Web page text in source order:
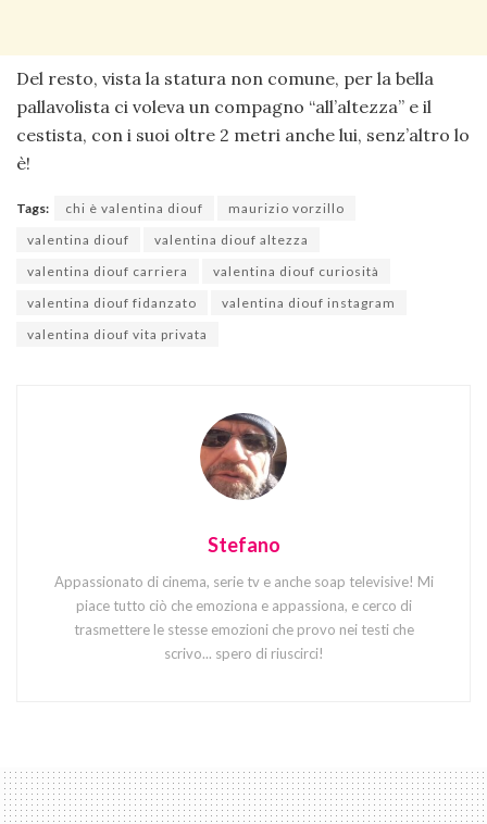
Del resto, vista la statura non comune, per la bella
pallavolista ci voleva un compagno “all’altezza” e il
cestista, con i suoi oltre 2 metri anche lui, senz’altro lo
è!
Tags: chi è valentina diouf
maurizio vorzillo
valentina diouf
valentina diouf altezza
valentina diouf carriera
valentina diouf curiosità
valentina diouf fidanzato
valentina diouf instagram
valentina diouf vita privata
Stefano
Appassionato di cinema, serie tv e anche soap televisive! Mi
piace tutto ciò che emoziona e appassiona, e cerco di
trasmettere le stesse emozioni che provo nei testi che
scrivo... spero di riuscirci!